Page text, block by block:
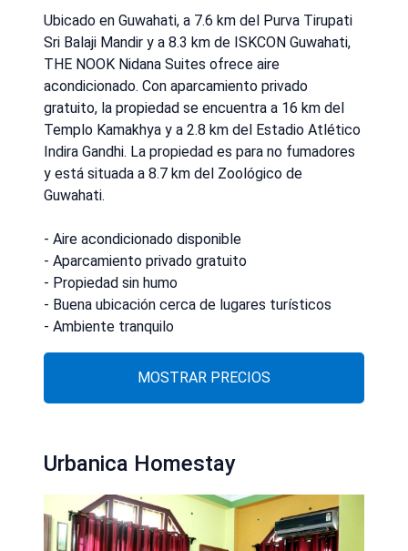
Ubicado en Guwahati, a 7.6 km del Purva Tirupati
Sri Balaji Mandir y a 8.3 km de ISKCON Guwahati,
THE NOOK Nidana Suites ofrece aire
acondicionado. Con aparcamiento privado
gratuito, la propiedad se encuentra a 16 km del
Templo Kamakhya y a 2.8 km del Estadio Atlético
Indira Gandhi. La propiedad es para no fumadores
y está situada a 8.7 km del Zoológico de
Guwahati.
- Aire acondicionado disponible
- Aparcamiento privado gratuito
- Propiedad sin humo
- Buena ubicación cerca de lugares turísticos
- Ambiente tranquilo
MOSTRAR PRECIOS
Urbanica Homestay